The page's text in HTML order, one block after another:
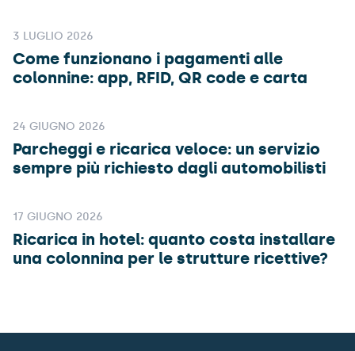
3 LUGLIO 2026
Come funzionano i pagamenti alle
colonnine: app, RFID, QR code e carta
24 GIUGNO 2026
Parcheggi e ricarica veloce: un servizio
sempre più richiesto dagli automobilisti
17 GIUGNO 2026
Ricarica in hotel: quanto costa installare
una colonnina per le strutture ricettive?